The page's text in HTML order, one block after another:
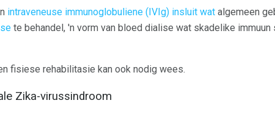
intraveneuse immunoglobuliene (IVIg) insluit wat algemeen
te behandel, 'n vorm van bloed dialise wat skadelike
fisiese rehabilitasie kan ook nodig wees.
Zika-virussindroom